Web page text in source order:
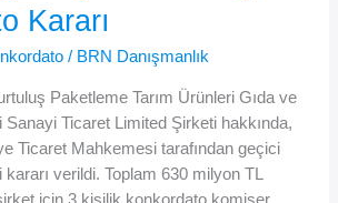
Kararı
/ BRN Danışmanlık
Paketleme Tarım Ürünleri Gıda ve
Sanayi Ticaret Limited Şirketi hakkında,
Ticaret Mahkemesi tarafından geçici
verildi. Toplam 630 milyon TL